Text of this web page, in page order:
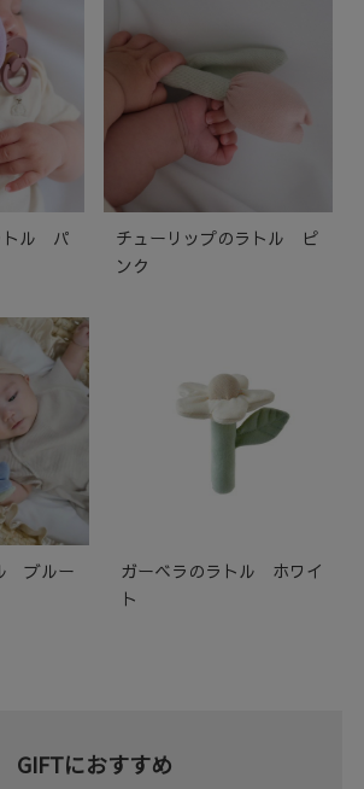
トル パ
チューリップのラトル ピ
ンク
ブルー
ガーベラのラトル ホワイ
ト
GIFTにおすすめ